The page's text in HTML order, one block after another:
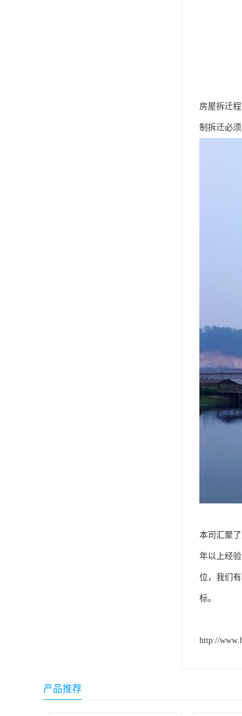
房屋拆迁
制拆迁必
本司汇聚
年以上经
位，我们
标。
http://
产品推荐